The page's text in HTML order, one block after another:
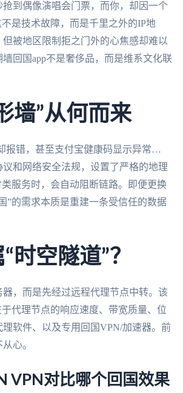
到偶像演唱会门票，而你，却因一个
是技术故障，而是千里之外的IP地
被地区限制拒之门外的心焦感却难以
回国app不是奢侈品，而是维系文化联
墙”从何而来
报错，甚至支付宝健康码显示异常…
和网络安全法规，设置了严格的地理
服务时，会自动阻断链路。即便更换
”的需求本质是重建一条受信任的数据
空隧道”？
，而是先经过远程代理节点中转。该
代理节点的响应速度、带宽质量、位
软件、以及专用回国VPN/加速器。前
心。
VPN对比哪个回国效果